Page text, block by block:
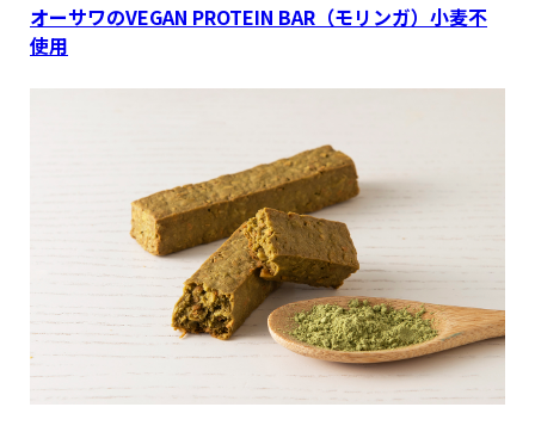
オーサワのVEGAN PROTEIN BAR（モリンガ）小麦不
使用